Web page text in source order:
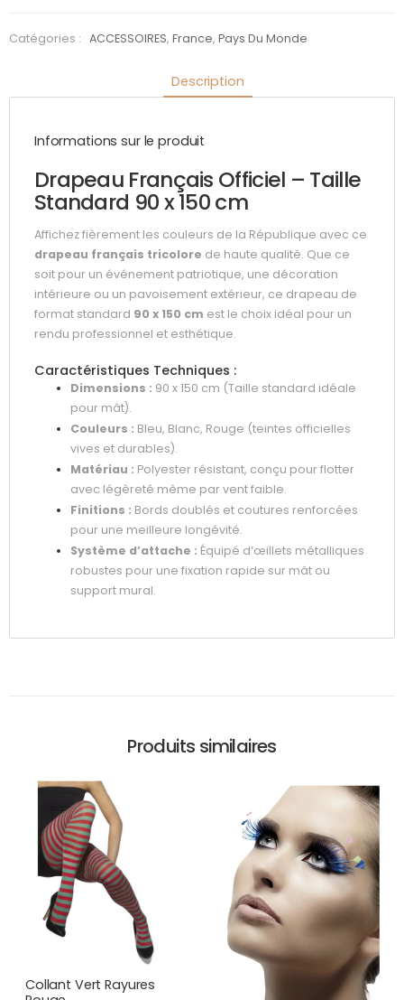
polyester
Catégories : ACCESSOIRES,France,Pays Du Monde
Description
Informations sur le produit
Drapeau Français Officiel – Taille
Standard 90 x 150 cm
Affichez fièrement les couleurs de la République avec ce
drapeau français tricolore de haute qualité. Que ce
soit pour un événement patriotique, une décoration
intérieure ou un pavoisement extérieur, ce drapeau de
format standard 90 x 150 cm est le choix idéal pour un
rendu professionnel et esthétique.
Caractéristiques Techniques :
Dimensions : 90 x 150 cm (Taille standard idéale
pour mât).
Couleurs : Bleu, Blanc, Rouge (teintes officielles
vives et durables).
Matériau : Polyester résistant, conçu pour flotter
avec légèreté même par vent faible.
Finitions : Bords doublés et coutures renforcées
pour une meilleure longévité.
Système d’attache : Équipé d’œillets métalliques
robustes pour une fixation rapide sur mât ou
support mural.
Produits similaires
Collant Vert Rayures